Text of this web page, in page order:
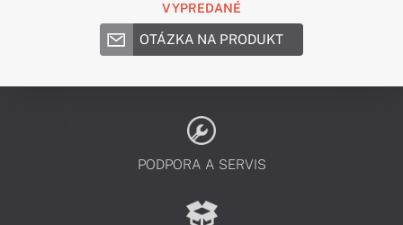
VYPREDANÉ
OTÁZKA NA PRODUKT
PODPORA A SERVIS